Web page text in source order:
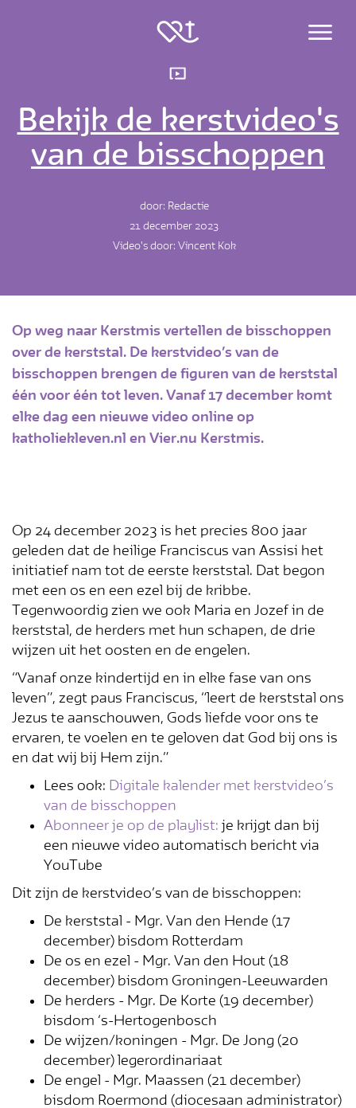
Menu
Bekijk de kerstvideo's
van de bisschoppen
door: Redactie
21 december 2023
Video's door: Vincent Kok
Op weg naar Kerstmis vertellen de bisschoppen
over de kerststal. De kerstvideo’s van de
bisschoppen brengen de figuren van de kerststal
één voor één tot leven. Vanaf 17 december komt
elke dag een nieuwe video online op
katholiekleven.nl en Vier.nu Kerstmis.
Op 24 december 2023 is het precies 800 jaar
geleden dat de heilige Franciscus van Assisi het
initiatief nam tot de eerste kerststal. Dat begon
met een os en een ezel bij de kribbe.
Tegenwoordig zien we ook Maria en Jozef in de
kerststal, de herders met hun schapen, de drie
wijzen uit het oosten en de engelen.
“Vanaf onze kindertijd en in elke fase van ons
leven”, zegt paus Franciscus, “leert de kerststal ons
Jezus te aanschouwen, Gods liefde voor ons te
ervaren, te voelen en te geloven dat God bij ons is
en dat wij bij Hem zijn.”
Lees ook: Digitale kalender met kerstvideo’s
van de bisschoppen
Abonneer je op de playlist: je krijgt dan bij
een nieuwe video automatisch bericht via
YouTube
Dit zijn de kerstvideo’s van de bisschoppen:
De kerststal - Mgr. Van den Hende (17
december) bisdom Rotterdam
De os en ezel - Mgr. Van den Hout (18
december) bisdom Groningen-Leeuwarden
De herders - Mgr. De Korte (19 december)
bisdom ‘s-Hertogenbosch
De wijzen/koningen - Mgr. De Jong (20
december) legerordinariaat
De engel - Mgr. Maassen (21 december)
bisdom Roermond (diocesaan administrator)